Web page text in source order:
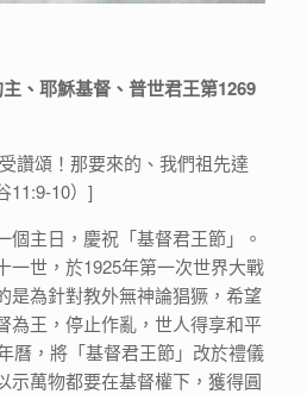
、耶穌基督、普世君王第1269
讚頌！那要來的、我們祖先達
11:9-10）]
個主日，慶祝「基督君王節」。
一世，於1925年第一次世界大戰
是為針對教外無神論猖獗，希望
為王，停止作亂，世人得享和平
曆，將「基督君王節」改於禮儀
示萬物都要在基督權下，獲得圓